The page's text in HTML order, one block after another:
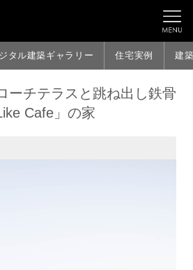
タル建築ギャラリー 住宅実例 建
ーチテラスと跳ね出し鉄骨
Cafe」の家